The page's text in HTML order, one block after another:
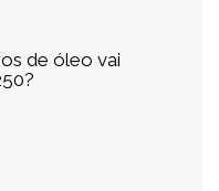
de óleo vai